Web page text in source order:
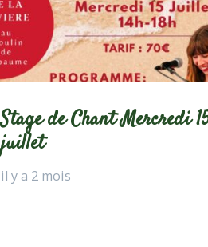
Stage de Chant Mercredi
juillet
il y a 2 mois